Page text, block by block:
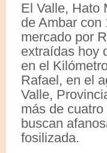
El Valle, Hato
de Ambar con
mercado por
extraídas hoy
en el
Rafael, en el
Valle,
más de
buscan
fosilizada.